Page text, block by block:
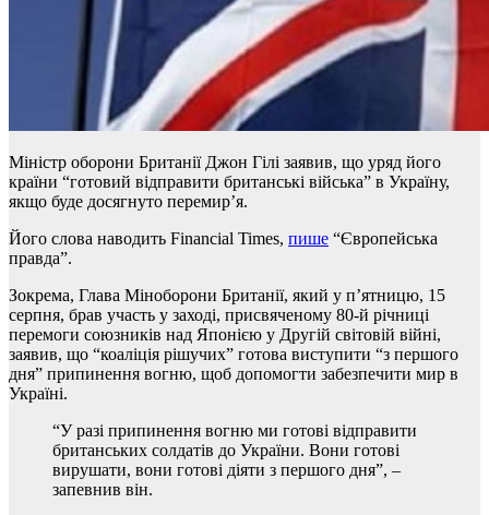
Міністр оборони Британії Джон Гілі заявив, що уряд його
країни “готовий відправити британські війська” в Україну,
якщо буде досягнуто перемир’я.
Його слова наводить Financial Times, пише “Європейська
правда”.
Зокрема, Глава Міноборони Британії, який у п’ятницю, 15
серпня, брав участь у заході, присвяченому 80-й річниці
перемоги союзників над Японією у Другій світовій війні,
заявив, що “коаліція рішучих” готова виступити “з першого
дня” припинення вогню, щоб допомогти забезпечити мир в
Україні.
“У разі припинення вогню ми готові відправити
британських солдатів до України. Вони готові
вирушати, вони готові діяти з першого дня”, –
запевнив він.